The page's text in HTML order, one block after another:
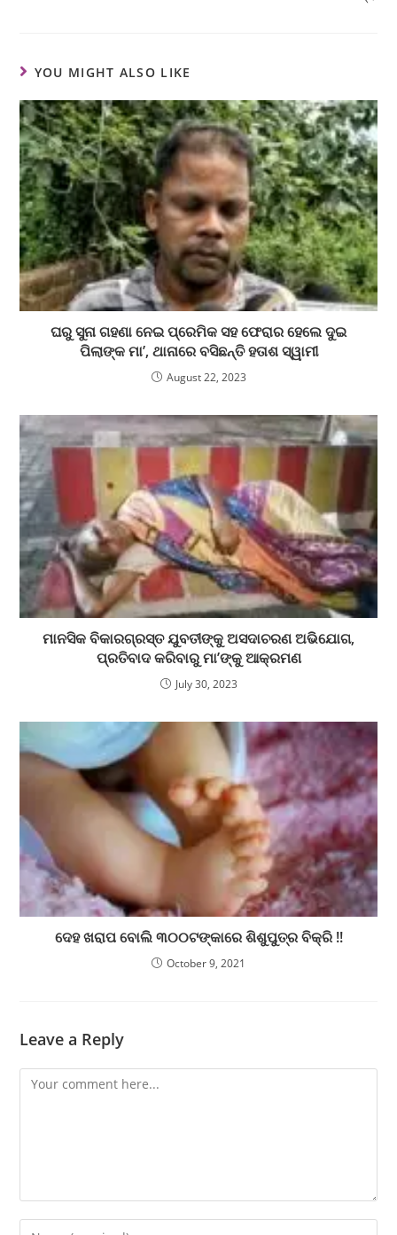
YOU MIGHT ALSO LIKE
ଘରୁ ସୁନା ଗହଣା ନେଇ ପ୍ରେମିକ ସହ ଫେରାର ହେଲେ ଦୁଇ
ପିଲାଙ୍କ ମା’, ଥାନାରେ ବସିଛନ୍ତି ହତାଶ ସ୍ୱାମୀ
August 22, 2023
ମାନସିକ ବିକାରଗ୍ରସ୍ତ ଯୁବତୀଙ୍କୁ ଅସଦାଚରଣ ଅଭିଯୋଗ,
ପ୍ରତିବାଦ କରିବାରୁ ମା’ଙ୍କୁ ଆକ୍ରମଣ
July 30, 2023
ଦେହ ଖରାପ ବୋଲି ୩୦୦ଟଙ୍କାରେ ଶିଶୁପୁତ୍ର ବିକ୍ରି !!
October 9, 2021
Leave a Reply